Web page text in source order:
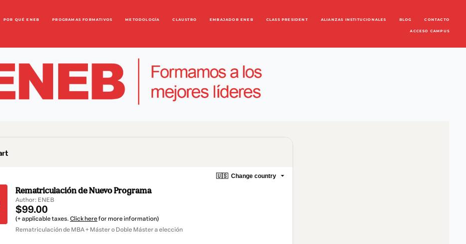
POR QUÉ ENEB PROGRAMAS FORMATIVOS METODOLOGÍA CLAUSTRO EMBAJADOR ENEB CLASS PRESIDENT ALIANZAS INSTITUCIONALES BLOG CONTACTO
ACCESO CAMPUS